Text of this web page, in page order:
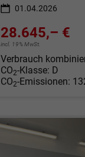
01.04.2026
28.645,– €
incl. 19% MwSt.
Verbrauch
CO2-Klasse: D
CO2-Emissionen: